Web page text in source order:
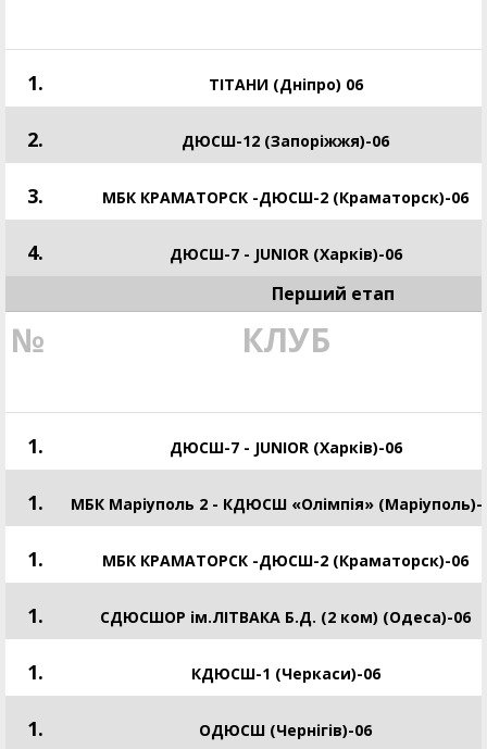
1. ТІТАНИ (Дніпро) 06
2. ДЮСШ-12 (Запоріжжя)-06
3. МБК КРАМАТОРСК -ДЮСШ-2 (Краматорск)-06
4. ДЮСШ-7 - JUNIOR (Харків)-06
Перший етап
№ КЛУБ
1. ДЮСШ-7 - JUNIOR (Харків)-06
1. МБК Маріуполь 2 - КДЮСШ «Олімпія» (Маріуполь)-
1. МБК КРАМАТОРСК -ДЮСШ-2 (Краматорск)-06
1. СДЮСШОР ім.ЛІТВАКА Б.Д. (2 ком) (Одеса)-06
1. КДЮСШ-1 (Черкаси)-06
1. ОДЮСШ (Чернігів)-06